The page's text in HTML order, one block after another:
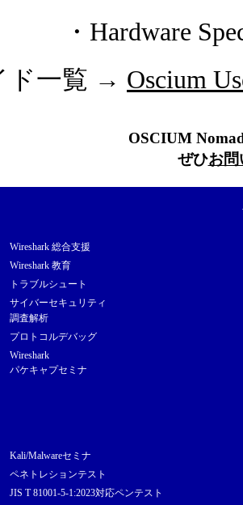
・Hardware
ド一覧 → Oscium
OSCIUM
ぜひお問
Wireshark 総合支援
Wireshark 教育
トラブルシュート
サイバーセキュリティ
調査解析
プロトコルデバッグ
Wireshark
パケキャプセミナ
Kali/Malwareセミナ
ペネトレションテスト
JIS T 81001-5-1:2023対応ペンテスト